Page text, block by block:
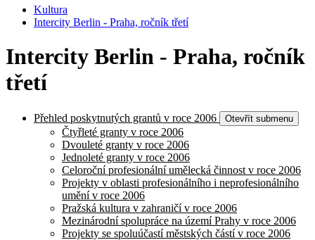
Kultura
Intercity Berlin - Praha, ročník třetí
Intercity Berlin - Praha, ročník
třetí
Přehled poskytnutých grantů v roce 2006 Otevřít submenu
Čtyřleté granty v roce 2006
Dvouleté granty v roce 2006
Jednoleté granty v roce 2006
Celoroční profesionální umělecká činnost v roce 2006
Projekty v oblasti profesionálního i neprofesionálního
umění v roce 2006
Pražská kultura v zahraničí v roce 2006
Mezinárodní spolupráce na území Prahy v roce 2006
Projekty se spoluúčastí městských částí v roce 2006